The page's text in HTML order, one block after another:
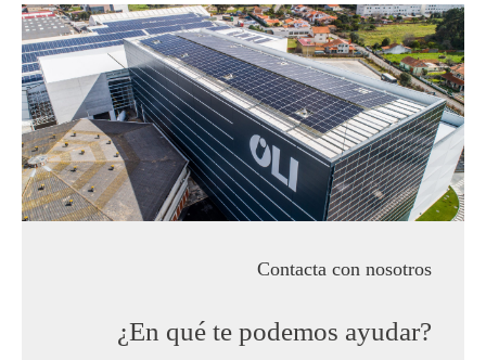
Contacta con nosotros
¿En qué te podemos ayudar?